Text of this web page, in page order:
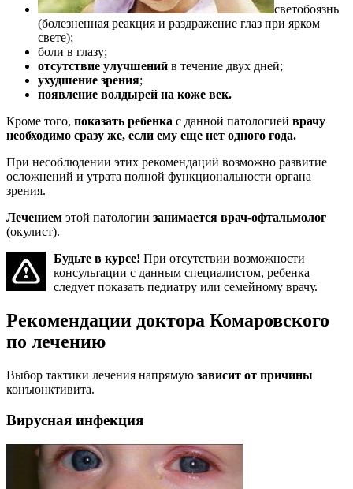
светобоязнь
(болезненная реакция и раздражение глаз при ярком
свете);
боли в глазу;
отсутствие улучшений в течение двух дней;
ухудшение зрения;
появление волдырей на коже век.
Кроме того, показать ребенка с данной патологией врачу
необходимо сразу же, если ему еще нет одного года.
При несоблюдении этих рекомендаций возможно развитие
осложнений и утрата полной функциональности органа
зрения.
Лечением этой патологии занимается врач-офтальмолог
(окулист).
Будьте в курсе! При отсутствии возможности
консультации с данным специалистом, ребенка
следует показать педиатру или семейному врачу.
Рекомендации доктора Комаровского
по лечению
Выбор тактики лечения напрямую зависит от причины
конъюнктивита.
Вирусная инфекция